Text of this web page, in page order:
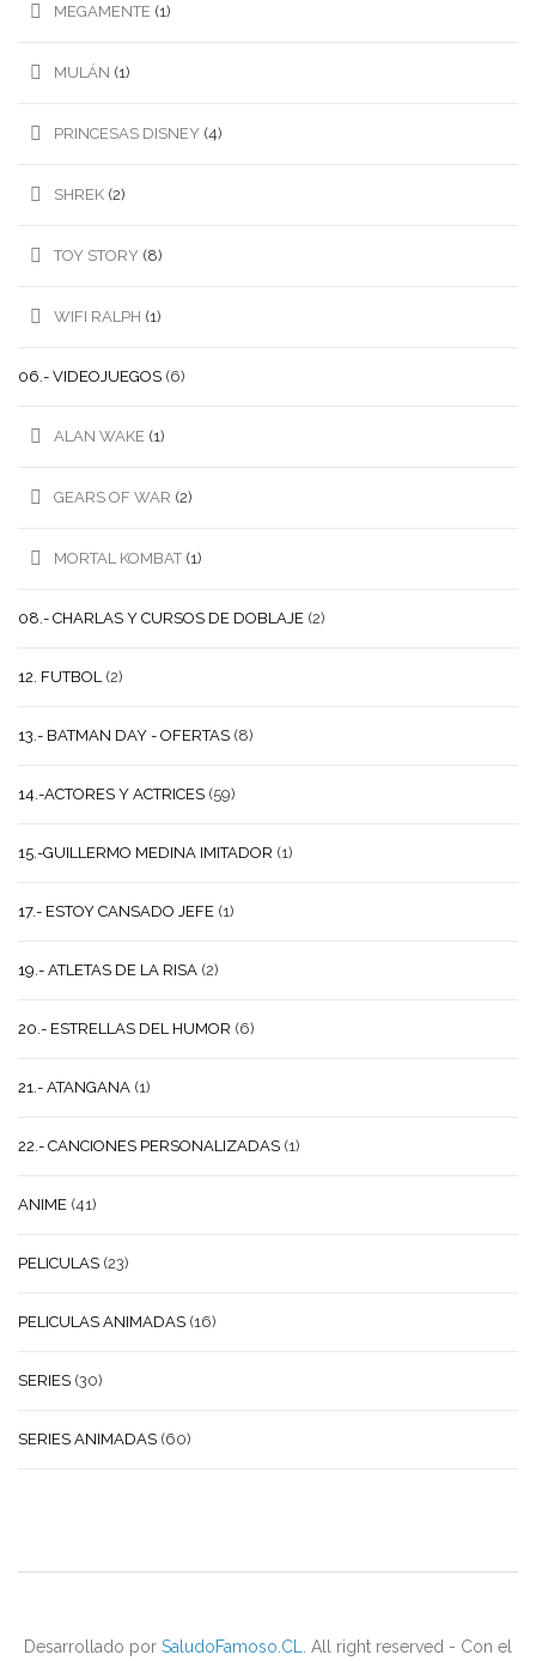
MEGAMENTE (1)
MULÁN (1)
PRINCESAS DISNEY (4)
SHREK (2)
TOY STORY (8)
WIFI RALPH (1)
06.- VIDEOJUEGOS (6)
ALAN WAKE (1)
GEARS OF WAR (2)
MORTAL KOMBAT (1)
08.- CHARLAS Y CURSOS DE DOBLAJE (2)
12. FUTBOL (2)
13.- BATMAN DAY - OFERTAS (8)
14.-ACTORES Y ACTRICES (59)
15.-GUILLERMO MEDINA IMITADOR (1)
17.- ESTOY CANSADO JEFE (1)
19.- ATLETAS DE LA RISA (2)
20.- ESTRELLAS DEL HUMOR (6)
21.- ATANGANA (1)
22.- CANCIONES PERSONALIZADAS (1)
ANIME (41)
PELICULAS (23)
PELICULAS ANIMADAS (16)
SERIES (30)
SERIES ANIMADAS (60)
Desarrollado por SaludoFamoso.CL . All right reserved - Con el